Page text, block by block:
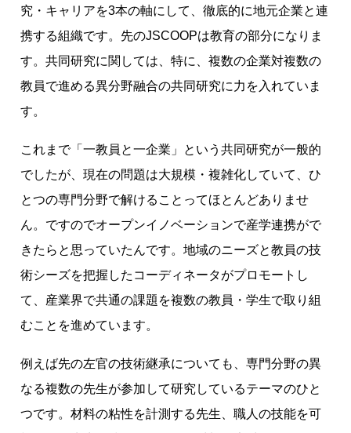
究・キャリアを3本の軸にして、徹底的に地元企業と連
携する組織です。先のJSCOOPは教育の部分になりま
す。共同研究に関しては、特に、複数の企業対複数の
教員で進める異分野融合の共同研究に力を入れていま
す。
これまで「一教員と一企業」という共同研究が一般的
でしたが、現在の問題は大規模・複雑化していて、ひ
とつの専門分野で解けることってほとんどありませ
ん。ですのでオープンイノベーションで産学連携がで
きたらと思っていたんです。地域のニーズと教員の技
術シーズを把握したコーディネータがプロモートし
て、産業界で共通の課題を複数の教員・学生で取り組
むことを進めています。
例えば先の左官の技術継承についても、専門分野の異
なる複数の先生が参加して研究しているテーマのひと
つです。材料の粘性を計測する先生、職人の技能を可